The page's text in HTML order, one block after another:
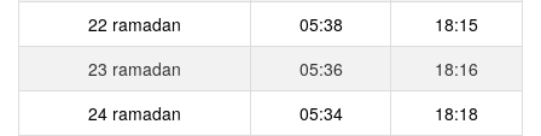
22 ramadan
05:38
18:15
23 ramadan
05:36
18:16
24 ramadan
05:34
18:18